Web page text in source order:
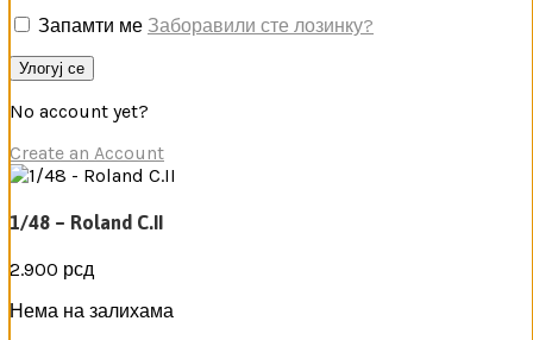
Запамти ме Заборавили сте лозинку?
Улогуј се
No account yet?
Create an Account
1/48 – Roland C.II
2.900 рсд
Нема на залихама